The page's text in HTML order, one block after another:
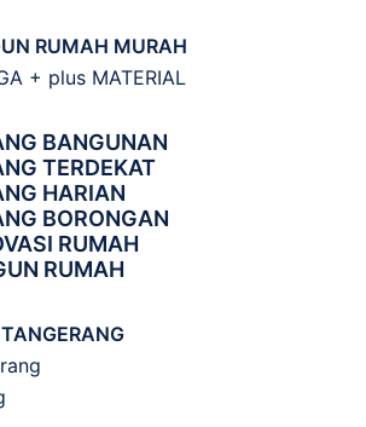
RUMAH MURAH
+ plus MATERIAL
BANGUNAN
TERDEKAT
HARIAN
BORONGAN
RUMAH
RUMAH